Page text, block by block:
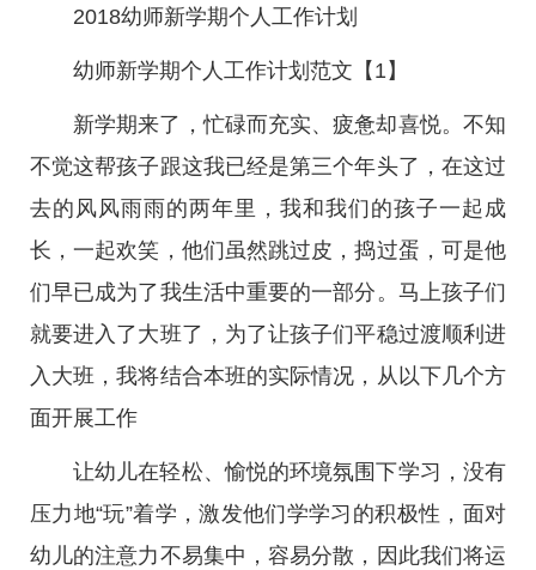
2018幼师新学期个人工作计划
幼师新学期个人工作计划范文【1】
新学期来了，忙碌而充实、疲惫却喜悦。不知
不觉这帮孩子跟这我已经是第三个年头了，在这过
去的风风雨雨的两年里，我和我们的孩子一起成
长，一起欢笑，他们虽然跳过皮，捣过蛋，可是他
们早已成为了我生活中重要的一部分。马上孩子们
就要进入了大班了，为了让孩子们平稳过渡顺利进
入大班，我将结合本班的实际情况，从以下几个方
面开展工作
让幼儿在轻松、愉悦的环境氛围下学习，没有
压力地“玩”着学，激发他们学学习的积极性，面对
幼儿的注意力不易集中，容易分散，因此我们将运